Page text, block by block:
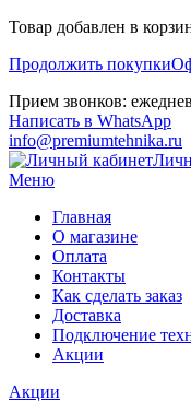
Товар добавлен в
Продолжить покупки
Прием звонков:
Написать в WhatsApp
info@premiumtehnika.ru
Меню
Главная
О магазине
Оплата
Контакты
Как сделать заказ
Доставка
Подключение
Акции
Акции